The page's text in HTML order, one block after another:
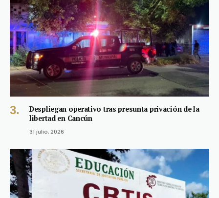
Despliegan operativo tras presunta privación de la
libertad en Cancún
31 julio, 2026